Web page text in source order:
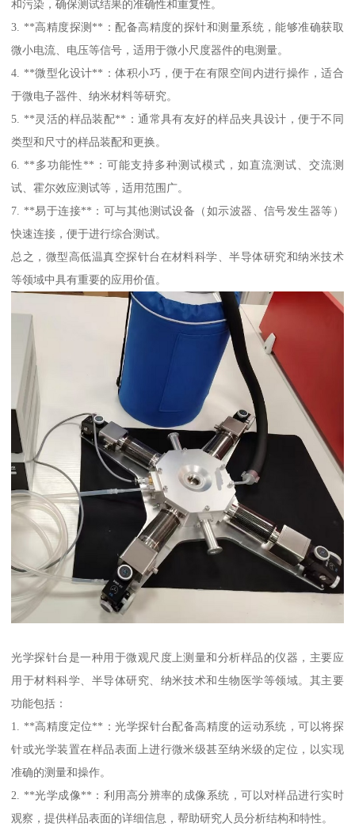
和污染，确保测试结果的准确性和重复性。
3. **高精度探测**：配备高精度的探针和测量系统，能够准确获取
微小电流、电压等信号，适用于微小尺度器件的电测量。
4. **微型化设计**：体积小巧，便于在有限空间内进行操作，适合
于微电子器件、纳米材料等研究。
5. **灵活的样品装配**：通常具有友好的样品夹具设计，便于不同
类型和尺寸的样品装配和更换。
6. **多功能性**：可能支持多种测试模式，如直流测试、交流测
试、霍尔效应测试等，适用范围广。
7. **易于连接**：可与其他测试设备（如示波器、信号发生器等）
快速连接，便于进行综合测试。
总之，微型高低温真空探针台在材料科学、半导体研究和纳米技术
等领域中具有重要的应用价值。
光学探针台是一种用于微观尺度上测量和分析样品的仪器，主要应
用于材料科学、半导体研究、纳米技术和生物医学等领域。其主要
功能包括：
1. **高精度定位**：光学探针台配备高精度的运动系统，可以将探
针或光学装置在样品表面上进行微米级甚至纳米级的定位，以实现
准确的测量和操作。
2. **光学成像**：利用高分辨率的成像系统，可以对样品进行实时
观察，提供样品表面的详细信息，帮助研究人员分析结构和特性。